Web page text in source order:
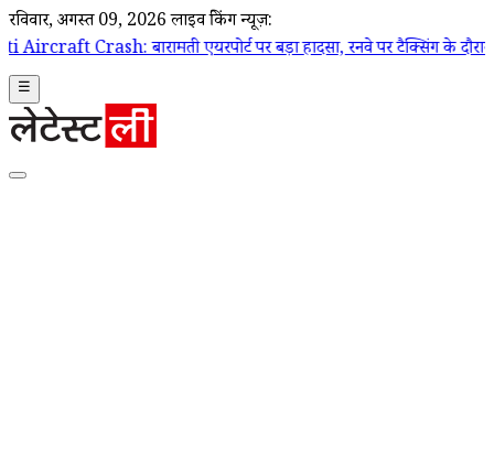
रविवार, अगस्त 09, 2026 लाइव ब्रेकिंग न्यूज़:
बारामती एयरपोर्ट पर बड़ा हादसा, रनवे पर टैक्सिंग के दौरान ट्रेनी
☰